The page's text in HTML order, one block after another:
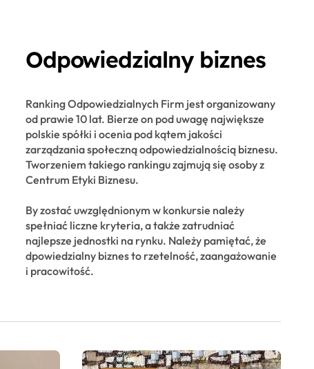
Odpowiedzialny biznes
Ranking Odpowiedzialnych Firm jest organizowany
od prawie 10 lat. Bierze on pod uwagę największe
polskie spółki i ocenia pod kątem jakości
zarządzania społeczną odpowiedzialnością biznesu.
Tworzeniem takiego rankingu zajmują się osoby z
Centrum Etyki Biznesu.
By zostać uwzględnionym w konkursie należy
spełniać liczne kryteria, a także zatrudniać
najlepsze jednostki na rynku. Należy pamiętać, że
dpowiedzialny biznes to rzetelność, zaangażowanie
i pracowitość.